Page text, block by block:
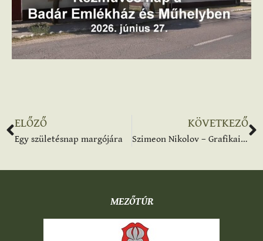
ELŐZŐ
Egy születésnap margójára
KÖVETKEZŐ
Szimeon Nikolov – Grafikai rajzok című kiállításának megnyitója
MEZŐTÚR